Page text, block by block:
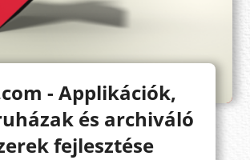
- Applikációk,
és archiváló
fejlesztése